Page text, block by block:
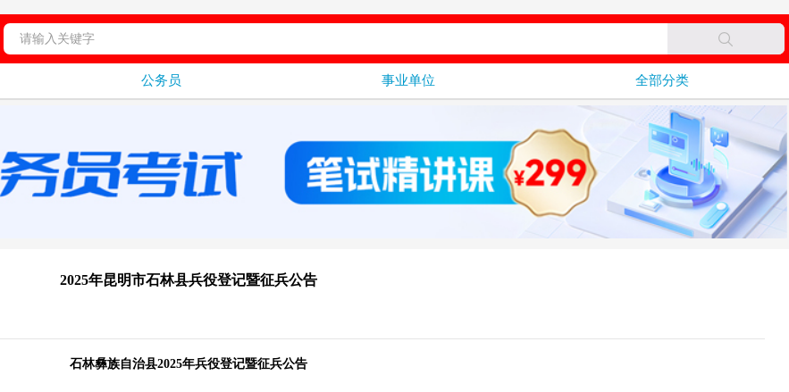
公务员 事业单位 全部分类
2025年昆明市石林县兵役登记暨征兵公告
石林彝族自治县2025年兵役登记暨征兵公告